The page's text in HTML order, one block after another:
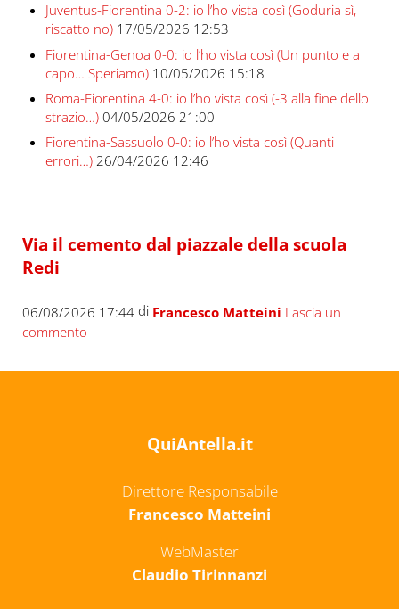
Juventus-Fiorentina 0-2: io l’ho vista così (Goduria sì,
riscatto no) 17/05/2026 12:53
Fiorentina-Genoa 0-0: io l’ho vista così (Un punto e a
capo… Speriamo) 10/05/2026 15:18
Roma-Fiorentina 4-0: io l’ho vista così (-3 alla fine dello
strazio…) 04/05/2026 21:00
Fiorentina-Sassuolo 0-0: io l’ho vista così (Quanti
errori…) 26/04/2026 12:46
Via il cemento dal piazzale della scuola
Redi
06/08/2026 17:44di Francesco Matteini Lascia un
commento
QuiAntella.it
Direttore Responsabile
Francesco Matteini
WebMaster
Claudio Tirinnanzi